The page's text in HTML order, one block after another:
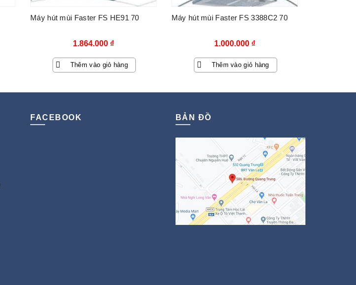
Máy hút mùi Faster FS HE91 70
1.864.000 ₫
Thêm vào giỏ hàng
Máy hút mùi Faster FS 3388C2 70
1.000.000 ₫
Thêm vào giỏ hàng
FACEBOOK BẢN ĐỒ